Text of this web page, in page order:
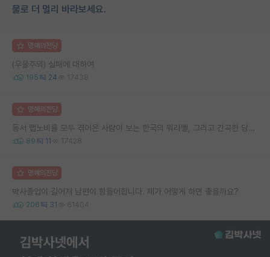
물로 더 멀리 바라보세요.
명예의전당
(우울주의) 실패에 대하여
195 24 17438
명예의전당
동서 랩노비를 모두 겪어온 사람이 보는 한국의 워라밸, 그리고 간곡한 당부의 말씀
89 11 17428
명예의전당
박사졸업이 길어져 남편이 힘들어합니다. 제가 어떻게 하면 좋을까요?
206 31 61404